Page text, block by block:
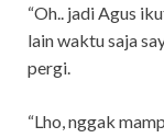
“Oh.. jadi Agus
lain waktu saja
pergi.
“Lho, nggak